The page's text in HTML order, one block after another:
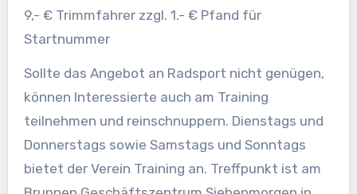
9,- € Trimmfahrer zzgl. 1.- € Pfand für
Startnummer
Sollte das Angebot an Radsport nicht genügen,
können Interessierte auch am Training
teilnehmen und reinschnuppern. Dienstags und
Donnerstags sowie Samstags und Sonntags
bietet der Verein Training an. Treffpunkt ist am